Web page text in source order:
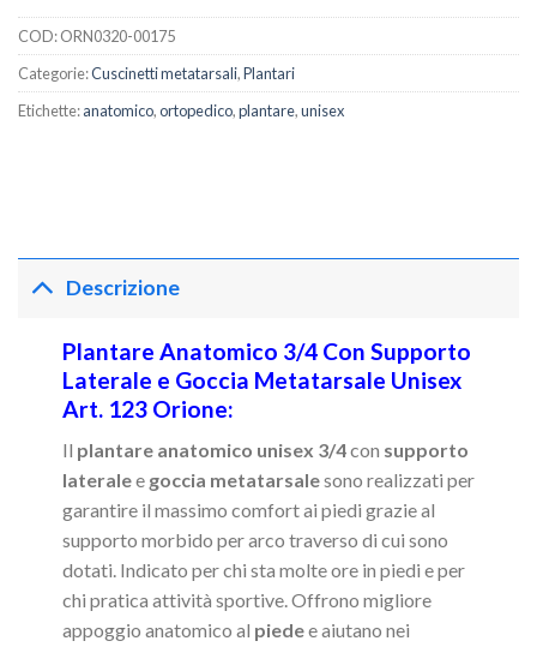
COD:ORN0320-00175
Categorie:Cuscinetti metatarsali,Plantari
Etichette:anatomico,ortopedico,plantare,unisex
Descrizione
Plantare Anatomico 3/4 Con Supporto
Laterale e Goccia Metatarsale Unisex
Art. 123 Orione:
Il plantare anatomico unisex 3/4con supporto
lateralee goccia metatarsalesono realizzati per
garantire il massimo comfort ai piedi grazie al
supporto morbido per arco traverso di cui sono
dotati. Indicato per chi sta molte ore in piedi e per
chi pratica attività sportive. Offrono migliore
appoggio anatomico al piedee aiutano nei